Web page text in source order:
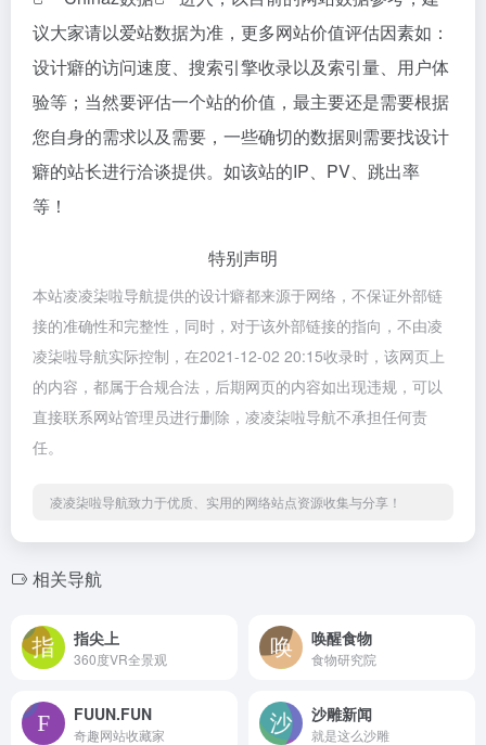
议大家请以爱站数据为准，更多网站价值评估因素如：
设计癖的访问速度、搜索引擎收录以及索引量、用户体
验等；当然要评估一个站的价值，最主要还是需要根据
您自身的需求以及需要，一些确切的数据则需要找设计
癖的站长进行洽谈提供。如该站的IP、PV、跳出率
等！
特别声明
本站凌凌柒啦导航提供的设计癖都来源于网络，不保证外部链
接的准确性和完整性，同时，对于该外部链接的指向，不由凌
凌柒啦导航实际控制，在2021-12-02 20:15收录时，该网页上
的内容，都属于合规合法，后期网页的内容如出现违规，可以
直接联系网站管理员进行删除，凌凌柒啦导航不承担任何责
任。
凌凌柒啦导航致力于优质、实用的网络站点资源收集与分享！
相关导航
指尖上
360度VR全景观
唤醒食物
食物研究院
FUUN.FUN
奇趣网站收藏家
沙雕新闻
就是这么沙雕